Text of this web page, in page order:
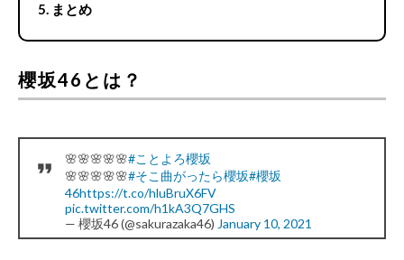
まとめ
櫻坂46とは？
🌸🌸🌸🌸🌸#ことよろ櫻坂
🌸🌸🌸🌸🌸#そこ曲がったら櫻坂#櫻坂
46https://t.co/hluBruX6FV
pic.twitter.com/h1kA3Q7GHS
— 櫻坂46 (@sakurazaka46) January 10, 2021